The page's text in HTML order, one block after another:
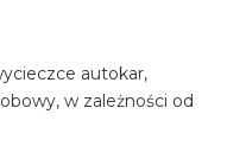
autokar,
w zależności od